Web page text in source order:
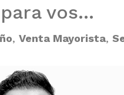
vos...
, Venta Mayorista,